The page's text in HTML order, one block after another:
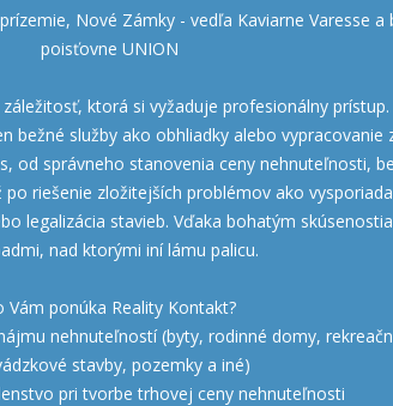
Nové Zámky - vedľa Kaviarne Varesse
poisťovne UNION
ktorá si vyžaduje profesionálny
bežné služby ako obhliadky alebo vypracovanie
od správneho stanovenia ceny nehnuteľnosti,
riešenie zložitejších problémov ako
legalizácia stavieb. Vďaka bohatým
nad ktorými iní lámu palicu.
Vám ponúka Reality Kontakt?
nehnuteľností (byty, rodinné domy,
stavby, pozemky a iné)
pri tvorbe trhovej ceny nehnuteľnosti